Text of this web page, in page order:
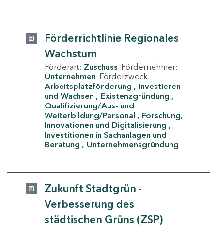
Förderrichtlinie Regionales
Wachstum
Förderart: Zuschuss Fördernehmer:
Unternehmen Förderzweck:
Arbeitsplatzförderung
Investieren
und Wachsen
Existenzgründung
Qualifizierung/Aus- und
Weiterbildung/Personal
Forschung,
Innovationen und Digitalisierung
Investitionen in Sachanlagen und
Beratung
Unternehmensgründung
Zukunft Stadtgrün -
Verbesserung des
städtischen Grüns (ZSP)